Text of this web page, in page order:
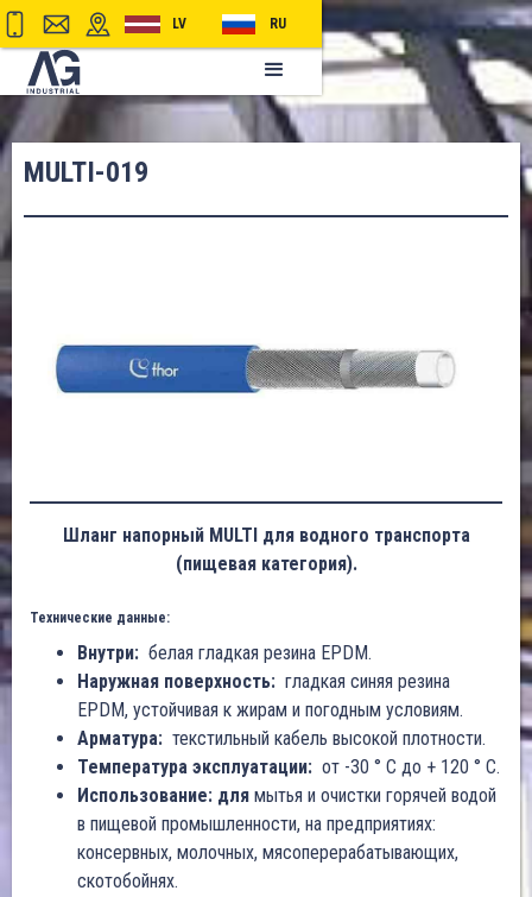
LV RU
MULTI-019
Шланг напорный MULTI для водного транспорта
(пищевая категория).
Технические данные:
Внутри: белая гладкая резина EPDM.
Наружная поверхность: гладкая синяя резина
EPDM, устойчивая к жирам и погодным условиям.
Арматура: текстильный кабель высокой плотности.
Температура эксплуатации: от -30 ° C до + 120 ° C.
Использование: для мытья и очистки горячей водой
в пищевой промышленности, на предприятиях:
консервных, молочных, мясоперерабатывающих,
скотобойнях.